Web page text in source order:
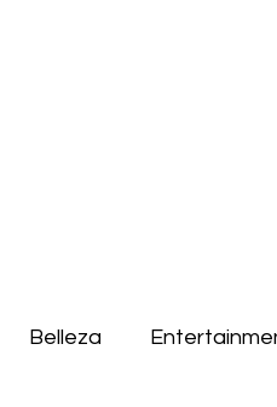
Belleza